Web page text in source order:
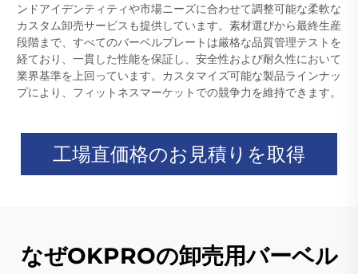
ンドアイデンティティや市場ニーズに合わせて調整可能な柔軟な
カスタム卸売サービスも提供しています。素材選びから最終生産
段階まで、すべてのバーベルプレートは厳格な品質管理テストを
経ており、一貫した性能を保証し、安全性および耐久性において
業界基準を上回っています。カスタマイズ可能な製品ラインナッ
プにより、フィットネスマーケットでの競争力を維持できます。
工場直価格のお見積りを取得
なぜOKPROの卸売用バーベル